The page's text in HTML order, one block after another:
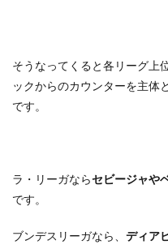
そうなってくると各リーグ上
ックからのカウンターを主体
です。
ラ・リーガならセビージャや
です。
ブンデスリーガなら、 ディア